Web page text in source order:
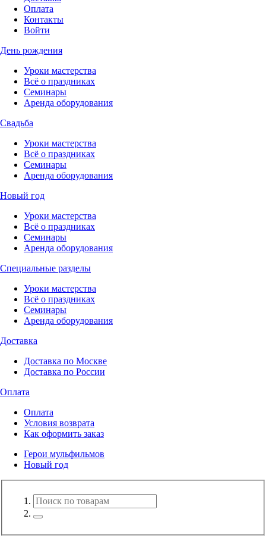
Оплата
Контакты
Войти
День рождения
Уроки мастерства
Всё о праздниках
Семинары
Аренда оборудования
Свадьба
Уроки мастерства
Всё о праздниках
Семинары
Аренда оборудования
Новый год
Уроки мастерства
Всё о праздниках
Семинары
Аренда оборудования
Специальные разделы
Уроки мастерства
Всё о праздниках
Семинары
Аренда оборудования
Доставка
Доставка по Москве
Доставка по России
Оплата
Оплата
Условия возврата
Как оформить заказ
Герои мульфильмов
Новый год